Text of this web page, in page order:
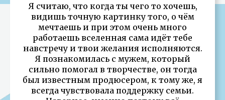
Я считаю, что когда ты чего то хочешь,
видишь точную картинку того, о чём
мечтаешь и при этом очень много
работаешь вселенная сама идёт тебе
навстречу и твои желания исполняются.
Я познакомилась с мужем, который
сильно помогал в творчестве, он тогда
был известным продюсером, к тому же, я
всегда чувствовала поддержку семьи.